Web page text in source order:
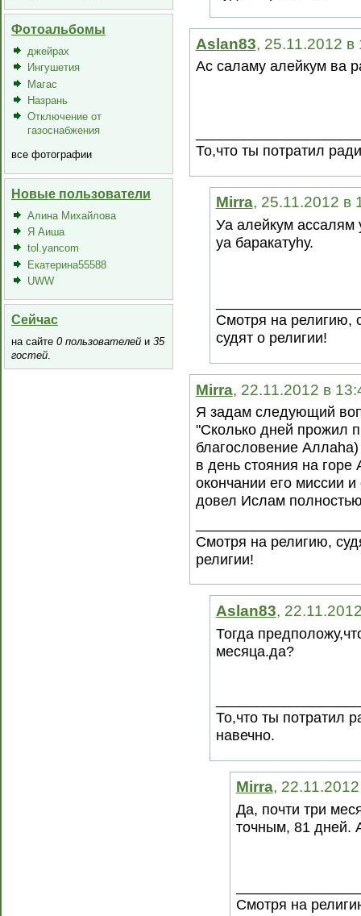
Фотоальбомы
джейрах
Ингушетия
Магас
Назрань
Отключение от
газоснабжения
все фотографии
Новые пользователи
Алина Михайлова
Я Аиша
tol.yancom
Екатерина55588
UWW
Сейчас
на сайте 0 пользователей и 35
гостей.
Aslan83, 25.11.2012 в
Ас саламу алейкум ва
То,что ты потратил
Mirra, 25.11.2012 в
Уа алейкум ассалям
уа баракатуhу.
Смотря на религию,
судят о религии!
Mirra, 22.11.2012 в
Я задам следующий
"Сколько дней прожил
благословение
в день стояния на горе
окончании его миссии
довел Ислам
Смотря на религию,
религии!
Aslan83,
Тогда
месяца.да?
То,что ты потратил
навечно.
Mirra,
Да, почти три
точным, 81 дней.
Смотря на